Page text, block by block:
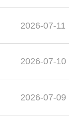
2026-07-11
2026-07-10
2026-07-09